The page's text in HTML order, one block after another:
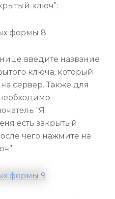
ключ”:
введите название
ключа, который
сервер. Также для
“Я
есть закрытый
чего нажмите на